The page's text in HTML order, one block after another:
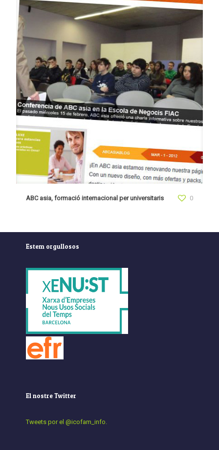
ABC asia, formació internacional per universitaris 0
Estem orgullosos
El nostre Twitter
Tweets por el @icofam_info.